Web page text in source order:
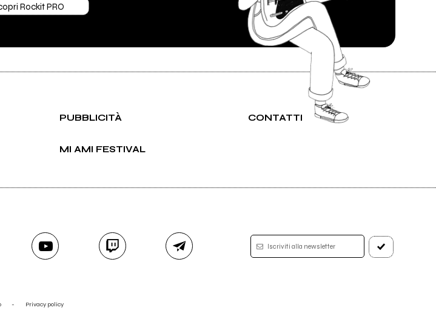
Rockit PRO
PUBBLICITÀ CONTATTI
MI AMI FESTIVAL
Iscriviti alla newsletter
- Privacy policy